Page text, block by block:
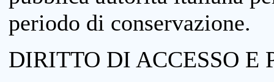
periodo di conservazione.
DIRITTO DI ACCESSO